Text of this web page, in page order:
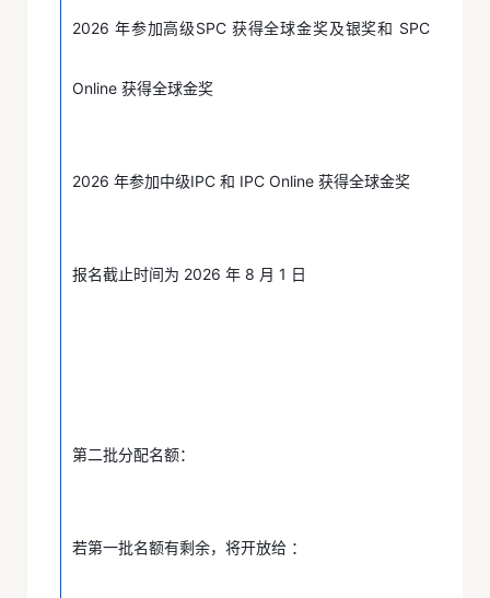
2026 年参加高级SPC 获得全球金奖及银奖和 SPC
Online 获得全球金奖
2026 年参加中级IPC 和 IPC Online 获得全球金奖
报名截止时间为 2026 年 8 月 1 日
第二批分配名额：
若第一批名额有剩余，将开放给 ：